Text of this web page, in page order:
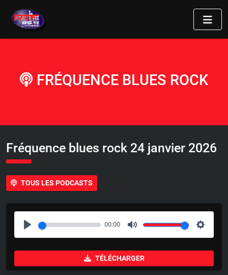
FRÉQUENCE BLUES ROCK
Fréquence blues rock 24 janvier 2026
TOUS LES PODCASTS
P
l
00:00
M
u
t
S
e
TÉLÉCHARGER